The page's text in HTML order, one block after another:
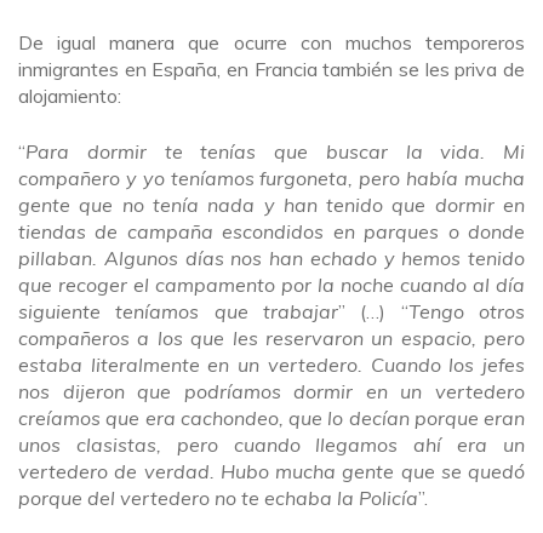
De igual manera que ocurre con muchos temporeros
inmigrantes en España, en Francia también se les priva de
alojamiento:
“Para dormir te tenías que buscar la vida. Mi
compañero y yo teníamos furgoneta, pero había mucha
gente que no tenía nada y han tenido que dormir en
tiendas de campaña escondidos en parques o donde
pillaban. Algunos días nos han echado y hemos tenido
que recoger el campamento por la noche cuando al día
siguiente teníamos que trabajar” (…) “Tengo otros
compañeros a los que les reservaron un espacio, pero
estaba literalmente en un vertedero. Cuando los jefes
nos dijeron que podríamos dormir en un vertedero
creíamos que era cachondeo, que lo decían porque eran
unos clasistas, pero cuando llegamos ahí era un
vertedero de verdad. Hubo mucha gente que se quedó
porque del vertedero no te echaba la Policía”.